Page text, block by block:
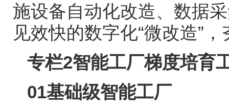
施设备自动化改造、数据
见效快的数字化“微改造”
专栏2智能工厂梯度培育
01基础级智能工厂